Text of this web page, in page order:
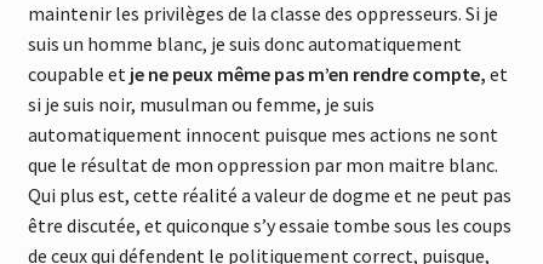
maintenir les privilèges de la classe des oppresseurs. Si je
suis un homme blanc, je suis donc automatiquement
coupable et je ne peux même pas m’en rendre compte, et
si je suis noir, musulman ou femme, je suis
automatiquement innocent puisque mes actions ne sont
que le résultat de mon oppression par mon maitre blanc.
Qui plus est, cette réalité a valeur de dogme et ne peut pas
être discutée, et quiconque s’y essaie tombe sous les coups
de ceux qui défendent le politiquement correct, puisque,